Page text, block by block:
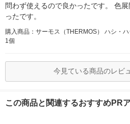
問わず使えるので良かったです。 色
ったです。
購入商品：サーモス（THERMOS） ハシ・
1個
今見ている商品のレビ
この商品と関連するおすすめPR